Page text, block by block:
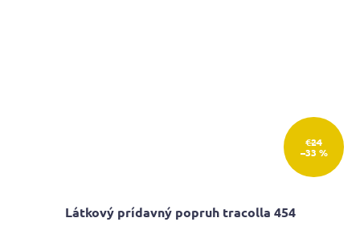
€24
–33 %
Látkový prídavný popruh tracolla 454